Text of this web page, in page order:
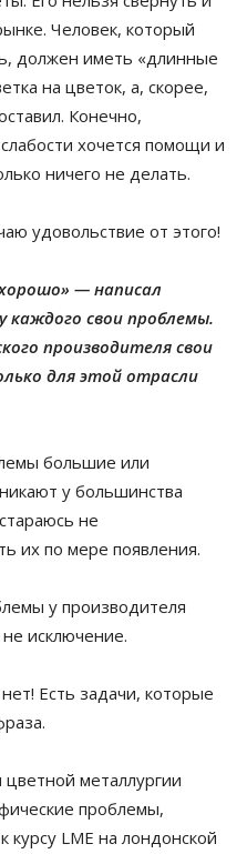
Человек, который
должен иметь «длинные
на цветок, а, скорее,
Конечно,
хочется помощи и
ничего не делать.
удовольствие от этого!
— написал
каждого свои проблемы.
производителя свои
для этой отрасли
большие или
у большинства
не
их по мере появления.
у производителя
исключение.
Есть задачи, которые
цветной металлургии
проблемы,
курсу LME на лондонской